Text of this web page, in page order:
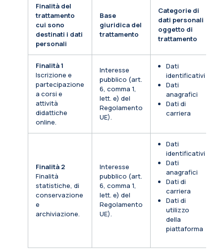
Finalità del
trattamento
cui sono
destinati i dati
personali
Base
giuridica del
trattamento
Categorie di
dati personali
oggetto di
trattamento
Finalità 1
Iscrizione e
partecipazione
a corsi e
attività
didattiche
online.
Interesse
pubblico (art.
6, comma 1,
lett. e) del
Regolamento
UE).
Dati
identificativi
Dati
anagrafici
Dati di
carriera
Finalità 2
Finalità
statistiche, di
conservazione
e
archiviazione.
Interesse
pubblico (art.
6, comma 1,
lett. e) del
Regolamento
UE).
Dati
identificativi
Dati
anagrafici
Dati di
carriera
Dati di
utilizzo
della
piattaforma